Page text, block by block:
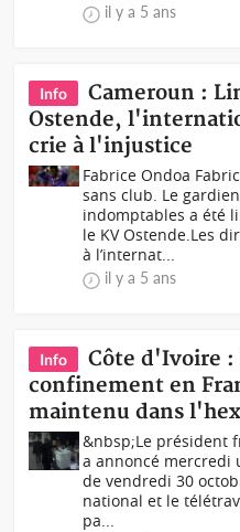
il y a 5 ans
Info
Cameroun :
Ostende,
crie à l'injustice
Fabrice Ondoa
sans club. Le
indomptables a été
le KV Ostende.Les
à l’internat...
il y a 5 ans
Info
Côte d'Ivoire :
confinement en
maintenu dans
&nbsp;Le président
a annoncé mercredi
de vendredi 30
national et le
pa...